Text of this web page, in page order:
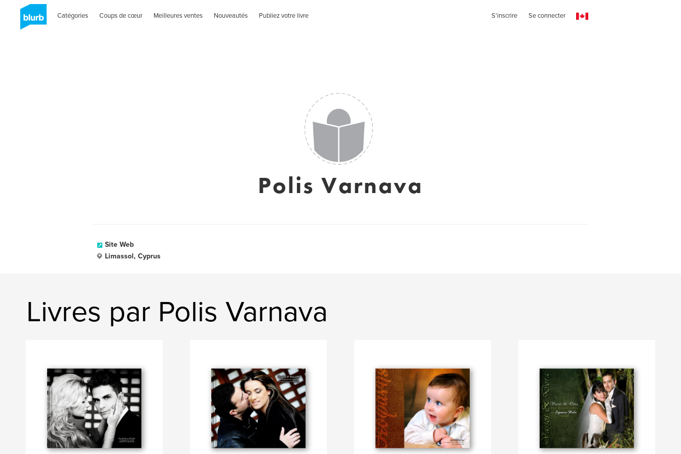
Catégories Coups de cœur Meilleures ventes Nouveautés Publiez votre livre S'inscrire Se connecter
Polis Varnava
Site Web
Limassol, Cyprus
Livres par Polis Varnava